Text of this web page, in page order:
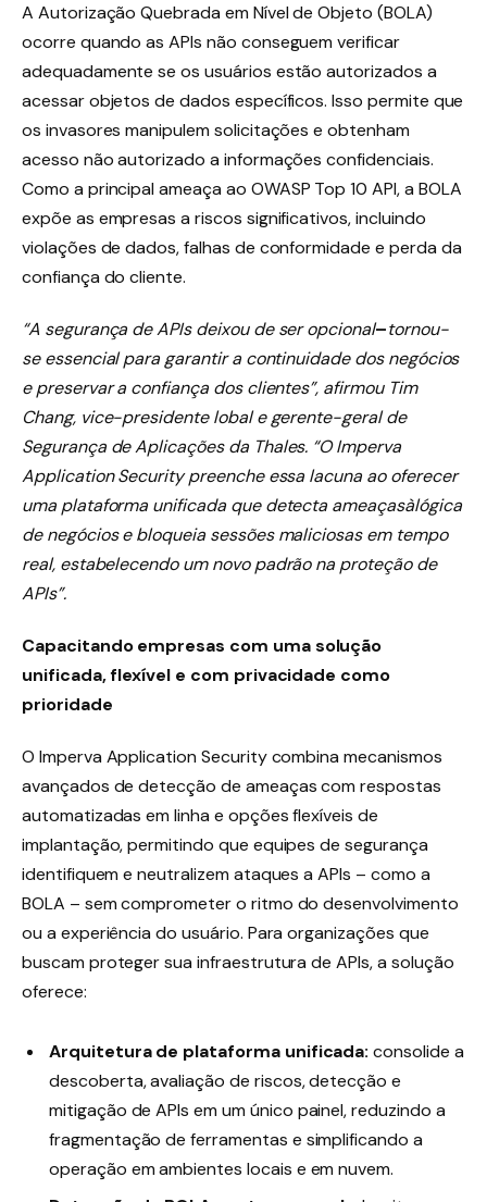
A Autorização Quebrada em Nível de Objeto (BOLA)
ocorre quando as APIs não conseguem verificar
adequadamente se os usuários estão autorizados a
acessar objetos de dados específicos. Isso permite que
os invasores manipulem solicitações e obtenham
acesso não autorizado a informações confidenciais.
Como a principal ameaça ao OWASP Top 10 API, a BOLA
expõe as empresas a riscos significativos, incluindo
violações de dados, falhas de conformidade e perda da
confiança do cliente.
“A segurança de APIs deixou de ser opcional–tornou-
se essencial para garantir a continuidade dos negócios
e preservar a confiança dos clientes”, afirmou Tim
Chang, vice-presidente lobal e gerente-geral de
Segurança de Aplicações da Thales. “O Imperva
Application Security preenche essa lacuna ao oferecer
uma plataforma unificada que detecta ameaçasàlógica
de negócios e bloqueia sessões maliciosas em tempo
real, estabelecendo um novo padrão na proteção de
APIs”.
Capacitando empresas com uma solução
unificada, flexível e com privacidade como
prioridade
O Imperva Application Security combina mecanismos
avançados de detecção de ameaças com respostas
automatizadas em linha e opções flexíveis de
implantação, permitindo que equipes de segurança
identifiquem e neutralizem ataques a APIs – como a
BOLA – sem comprometer o ritmo do desenvolvimento
ou a experiência do usuário. Para organizações que
buscam proteger sua infraestrutura de APIs, a solução
oferece:
Arquitetura de plataforma unificada: consolide a
descoberta, avaliação de riscos, detecção e
mitigação de APIs em um único painel, reduzindo a
fragmentação de ferramentas e simplificando a
operação em ambientes locais e em nuvem.